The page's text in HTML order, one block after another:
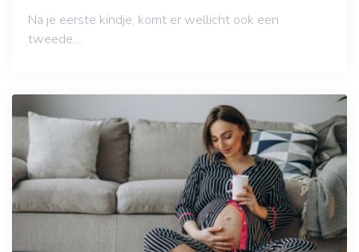
Na je eerste kindje, komt er wellicht ook een
tweede....